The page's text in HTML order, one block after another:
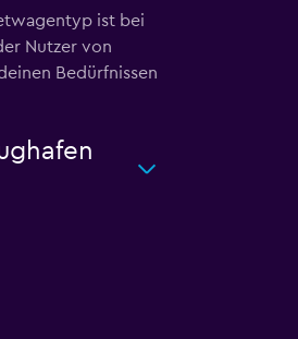
ist bei
Nutzer von
Bedürfnissen